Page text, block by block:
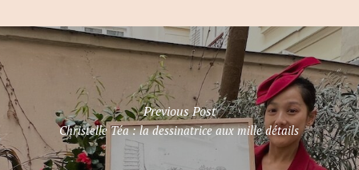
Previous Post
Christelle Téa : la dessinatrice aux mille détails